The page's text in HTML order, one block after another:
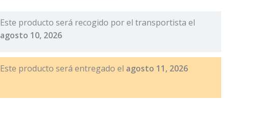
Este producto será recogido por el transportista el
agosto 10, 2026
Este producto será entregado el agosto 11, 2026